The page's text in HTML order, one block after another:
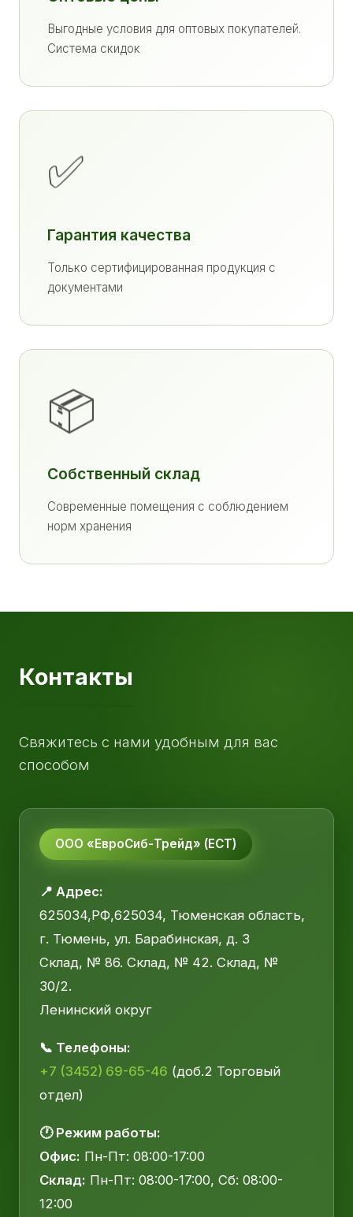
Выгодные условия для оптовых покупателей.
Система скидок
✅
Гарантия качества
Только сертифицированная продукция с
документами
📦
Собственный склад
Современные помещения с соблюдением
норм хранения
Контакты
Свяжитесь с нами удобным для вас
способом
ООО «ЕвроСиб-Трейд» (ЕСТ)
📍 Адрес:
625034,РФ,625034, Тюменская область,
г. Тюмень, ул. Барабинская, д. 3
Склад, № 86. Склад, № 42. Склад, №
30/2.
Ленинский округ
📞 Телефоны:
+7 (3452) 69-65-46 (доб.2 Торговый
отдел)
🕐 Режим работы:
Офис: Пн-Пт: 08:00-17:00
Склад: Пн-Пт: 08:00-17:00, Сб: 08:00-
12:00